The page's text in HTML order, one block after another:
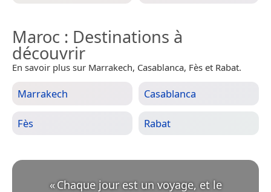
Maroc : Destinations à
découvrir
En savoir plus sur Marrakech, Casablanca, Fès et Rabat.
Marrakech Casablanca
Fès Rabat
«Chaque jour est un voyage, et le